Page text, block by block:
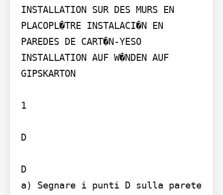
INSTALLATION SUR DES MURS EN
PLACOPL�TRE INSTALACI�N EN
PAREDES DE CART�N-YESO
INSTALLATION AUF W�NDEN AUF
GIPSKARTON
1
D
D
a) Segnare i punti D sulla parete